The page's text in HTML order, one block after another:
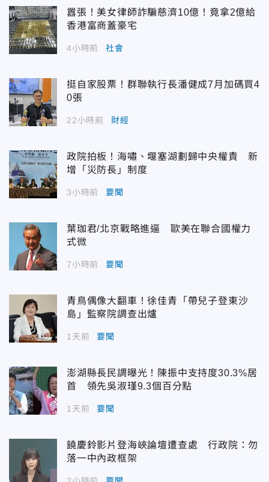
囂張！美女律師詐騙慈濟10億！竟拿2億給
香港富商蓋豪宅
4小時前 社會
挺自家股票！群聯執行長潘健成7月加碼買4
0張
22小時前 財經
政院拍板！海嘯、堰塞湖劃歸中央權責 新
增「災防長」制度
3小時前 要聞
葉珈君/北京戰略進逼 歐美在聯合國權力
式微
7小時前 要聞
青鳥偶像大翻車！徐佳青「帶兒子登東沙
島」監察院調查出爐
1天前 要聞
澎湖縣長民調曝光！陳振中支持度30.3%居
首 領先吳淑瑾9.3個百分點
1天前 要聞
饒慶鈴影片登海峽論壇遭查處 行政院：勿
落一中內政框架